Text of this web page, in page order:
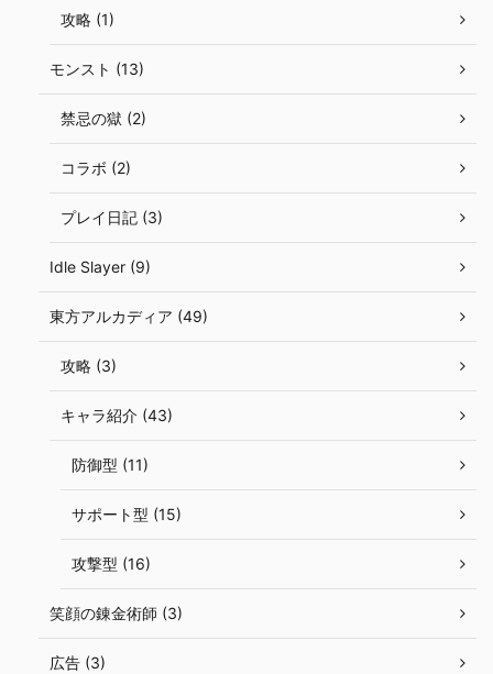
攻略 (1)
モンスト (13)
禁忌の獄 (2)
コラボ (2)
プレイ日記 (3)
Idle Slayer (9)
東方アルカディア (49)
攻略 (3)
キャラ紹介 (43)
防御型 (11)
サポート型 (15)
攻撃型 (16)
笑顔の錬金術師 (3)
広告 (3)